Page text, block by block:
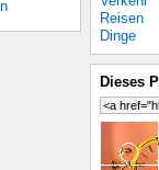
Reisen
Dinge
Dieses